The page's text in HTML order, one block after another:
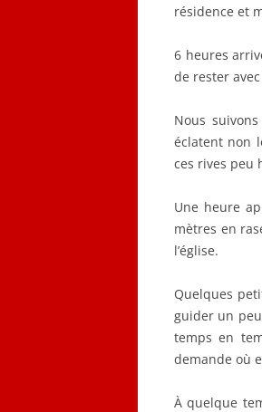
résidence et
6 heures
de rester
Nous
éclatent non
ces rives peu
Une heure
mètres en
l’église.
Quelques
guider un
temps en
demande où
À quelque